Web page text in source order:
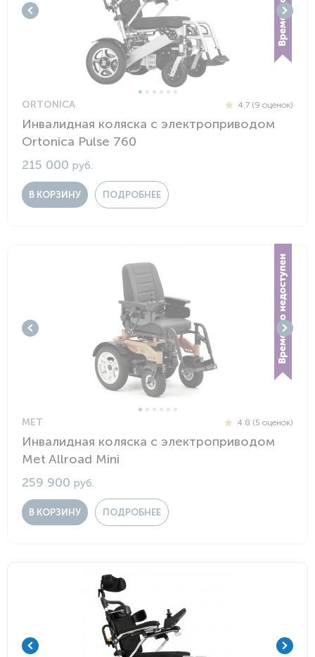
ORTONICA 4.7 (9 оценок)
Инвалидная коляска с электроприводом
Ortonica Pulse 760
215 000 руб.
В КОРЗИНУ ПОДРОБНЕЕ
MET 4.8 (5 оценок)
Инвалидная коляска с электроприводом
Met Allroad Mini
259 900 руб.
В КОРЗИНУ ПОДРОБНЕЕ